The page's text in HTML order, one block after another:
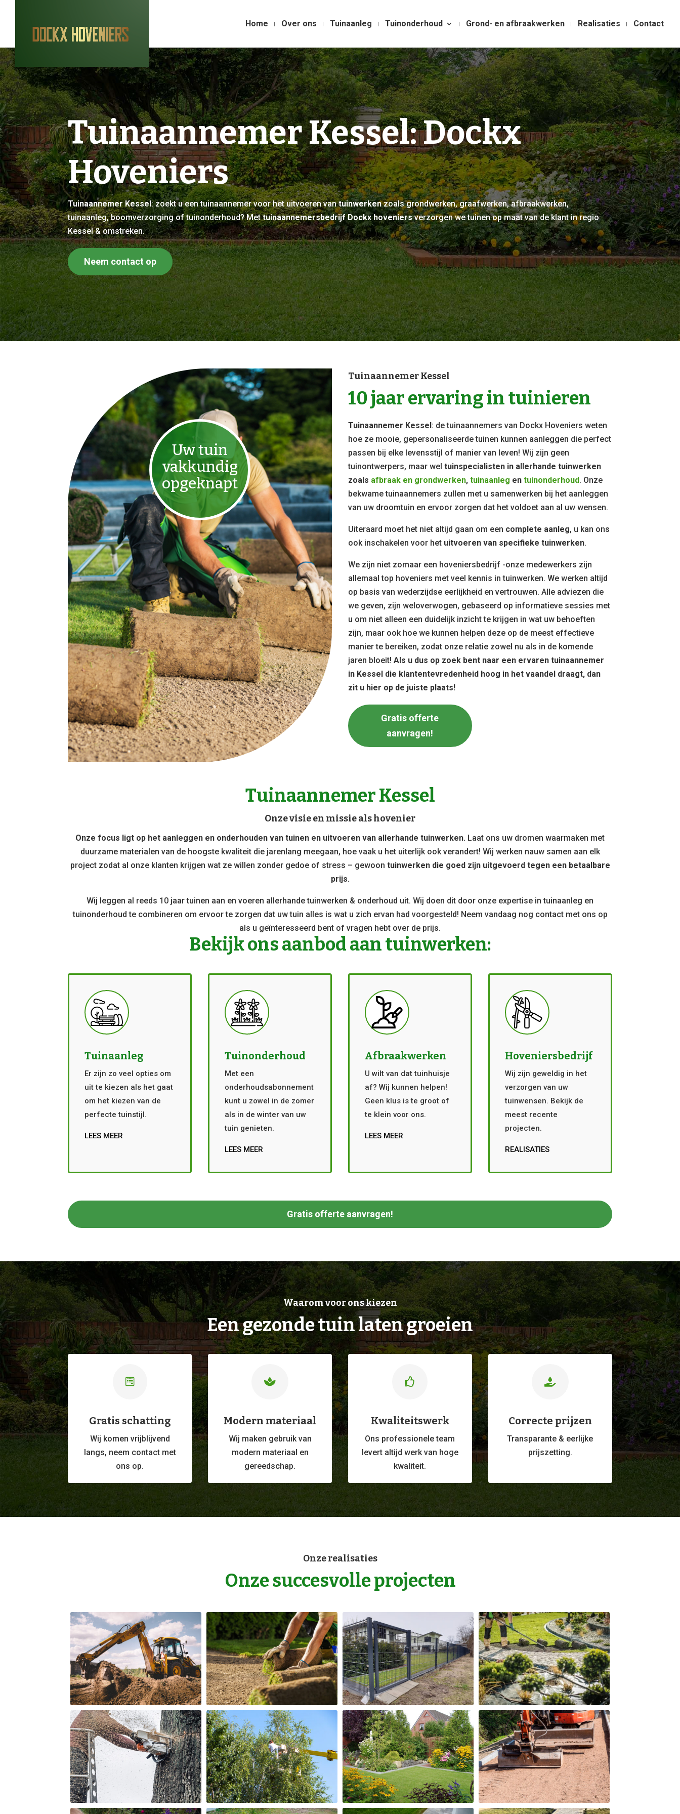
Home Over ons Tuinaanleg Tuinonderhoud Grond- en afbraakwerken Realisaties Contact
Tuinaannemer Kessel: Dockx
Hoveniers
Tuinaannemer Kessel: zoekt u een tuinaannemer voor het uitvoeren vantuinwerkenzoals grondwerken, graafwerken, afbraakwerken,
tuinaanleg, boomverzorging of tuinonderhoud? Mettuinaannemersbedrijf Dockx hoveniersverzorgen we tuinen op maat van de klant in regio
Kessel & omstreken.
Neem contact op
Uw tuin
vakkundig
opgeknapt
Tuinaannemer Kessel
10 jaar ervaring in tuinieren
Tuinaannemer Kessel: de tuinaannemers van Dockx Hoveniers weten
hoe ze mooie, gepersonaliseerde tuinen kunnen aanleggen die perfect
passen bij elke levensstijl of manier van leven! Wij zijn geen
tuinontwerpers, maar wel tuinspecialisten in allerhande tuinwerken
zoals afbraak en grondwerken,tuinaanleg entuinonderhoud. Onze
bekwame tuinaannemers zullen met u samenwerken bij het aanleggen
van uw droomtuin en ervoor zorgen dat het voldoet aan al uw wensen.
Uiteraard moet het niet altijd gaan om een complete aanleg, u kan ons
ook inschakelen voor het uitvoeren van specifieke tuinwerken.
We zijn niet zomaar een hoveniersbedrijf -onze medewerkers zijn
allemaal top hoveniers met veel kennis in tuinwerken. We werken altijd
op basis van wederzijdse eerlijkheid en vertrouwen. Alle adviezen die
we geven, zijn weloverwogen, gebaseerd op informatieve sessies met
u om niet alleen een duidelijk inzicht te krijgen in wat uw behoeften
zijn, maar ook hoe we kunnen helpen deze op de meest effectieve
manier te bereiken, zodat onze relatie zowel nu als in de komende
jaren bloeit!Als u dus op zoek bent naar een ervaren tuinaannemer
in Kessel die klantentevredenheid hoog in het vaandel draagt, dan
zit u hier op de juiste plaats!
Gratis offerte
aanvragen!
Tuinaannemer Kessel
Onze visie en missie als hovenier
Onze focus ligt op het aanleggen en onderhouden van tuinen en uitvoeren van allerhande tuinwerken. Laat ons uw dromen waarmaken met
duurzame materialen van de hoogste kwaliteit die jarenlang meegaan, hoe vaak u het uiterlijk ook verandert! Wij werken nauw samen aan elk
project zodat al onze klanten krijgen wat ze willen zonder gedoe of stress – gewoon tuinwerken die goed zijn uitgevoerd tegen een betaalbare
prijs.
Wij leggen al reeds 10 jaar tuinen aan en voeren allerhande tuinwerken & onderhoud uit. Wij doen dit door onze expertise in tuinaanleg en
tuinonderhoud te combineren om ervoor te zorgen dat uw tuin alles is wat u zich ervan had voorgesteld! Neem vandaag nog contact met ons op
als u geïnteresseerd bent of vragen hebt over de prijs.
Bekijk ons aanbod aan tuinwerken:
Tuinaanleg
Er zijn zo veel opties om
uit te kiezen als het gaat
om het kiezen van de
perfecte tuinstijl.
LEES MEER
Tuinonderhoud
Met een
onderhoudsabonnement
kunt u zowel in de zomer
als in de winter van uw
tuin genieten.
LEES MEER
Afbraakwerken
U wilt van dat tuinhuisje
af? Wij kunnen helpen!
Geen klus is te groot of
te klein voor ons.
LEES MEER
Hoveniersbedrijf
Wij zijn geweldig in het
verzorgen van uw
tuinwensen. Bekijk de
meest recente
projecten.
REALISATIES
Gratis offerte aanvragen!
Waarom voor ons kiezen
Een gezonde tuin laten groeien

Gratis schatting
Wij komen vrijblijvend
langs, neem contact met
ons op.

Modern materiaal
Wij maken gebruik van
modern materiaal en
gereedschap.

Kwaliteitswerk
Ons professioneleteam
levert altijd werk van hoge
kwaliteit.

Correcte prijzen
Transparante & eerlijke
prijszetting.
Onze realisaties
Onze succesvolle projecten